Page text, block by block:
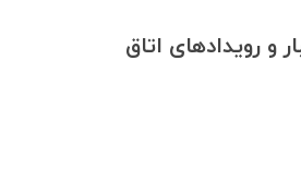
و رویدادهای اتاق